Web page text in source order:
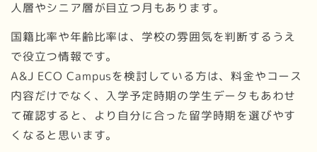
人層やシニア層が目立つ月もあります。
国籍比率や年齢比率は、学校の雰囲気を判断するうえ
で役立つ情報です。
A&J ECO Campusを検討している方は、料金やコース
内容だけでなく、入学予定時期の学生データもあわせ
て確認すると、より自分に合った留学時期を選びやす
くなると思います。